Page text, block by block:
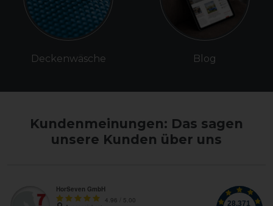
Deckenwäsche Blog
Kundenmeinungen: Das sagen
unsere Kunden über uns